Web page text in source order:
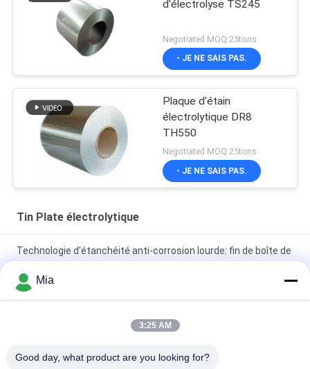
d'électrolyse TS245
Negotiated MOQ:25tons
- JE NE SAIS PAS.
Plaque d'étain
électrolytique DR8
TH550
Negotiated MOQ:25tons
- JE NE SAIS PAS.
Tin Plate électrolytique
Technologie d'étanchéité anti-corrosion lourde: fin de boîte de
Feuilles de fer blanc électrolytique de qualité MR pour la
Résistant à la rouille
Mia
3:25 AM
Good day, what product are you looking for?